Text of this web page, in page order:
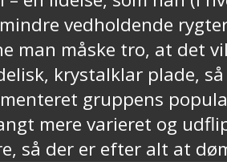
vedholdende
man måske tro, at det
krystalklar plade,
gruppens
mere varieret og
så der er efter alt at